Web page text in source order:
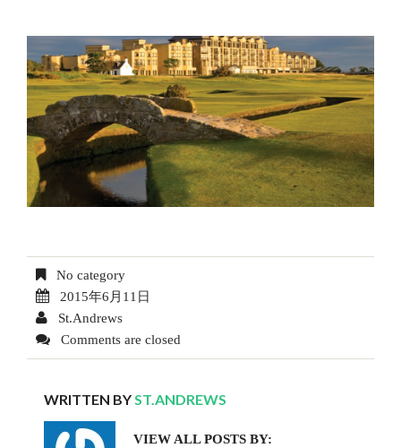
No category
2015年6月11日
St.Andrews
Comments are closed
WRITTEN BYST.ANDREWS
VIEW ALL POSTS BY: